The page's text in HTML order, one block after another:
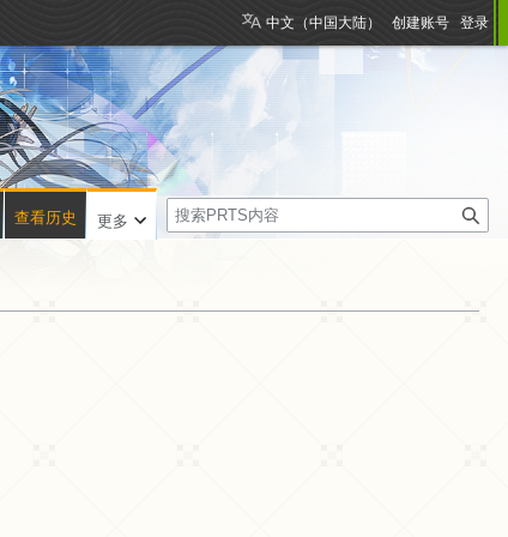
中文（中国大陆） 创建账号 登录
查看历史 更多
搜
索